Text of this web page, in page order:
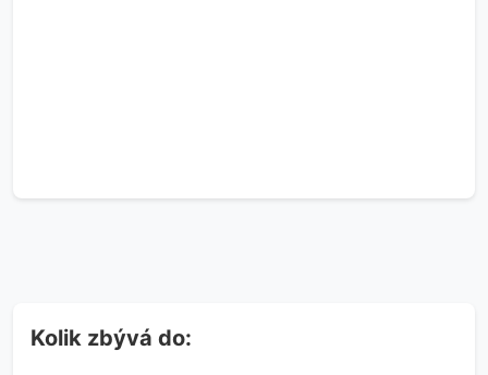
Kolik zbývá do: